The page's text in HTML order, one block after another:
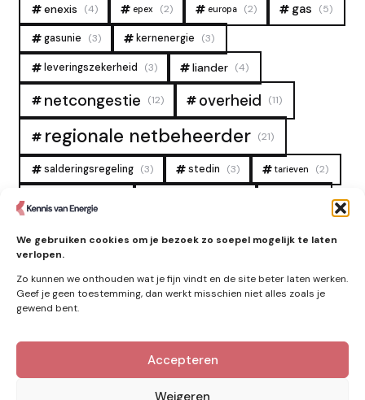
We gebruiken cookies om je bezoek zo soepel mogelijk te laten
verlopen.
Zo kunnen we onthouden wat je fijn vindt en de site beter laten werken.
Geef je geen toestemming, dan werkt misschien niet alles zoals je
gewend bent.
Accepteren
Weigeren
enexis (4) epex (2) europa (2) gas (5)
gasunie (3) kernenergie (3)
leveringszekerheid (3) liander (4)
netcongestie (12) overheid (11)
regionale netbeheerder (21)
salderingsregeling (3) stedin (3) tarieven (2)
tennet
zonne-energie (9)
Kennis van Energie in je mailbox?
Abonner op nieuwe artikelen.